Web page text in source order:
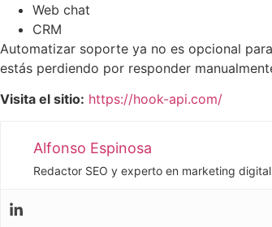
Web chat
CRM
Automatizar soporte ya no es opcional
estás perdiendo por responder
Visita el sitio: https://hook-api.com/
Alfonso Espinosa
Redactor SEO y experto en marketing